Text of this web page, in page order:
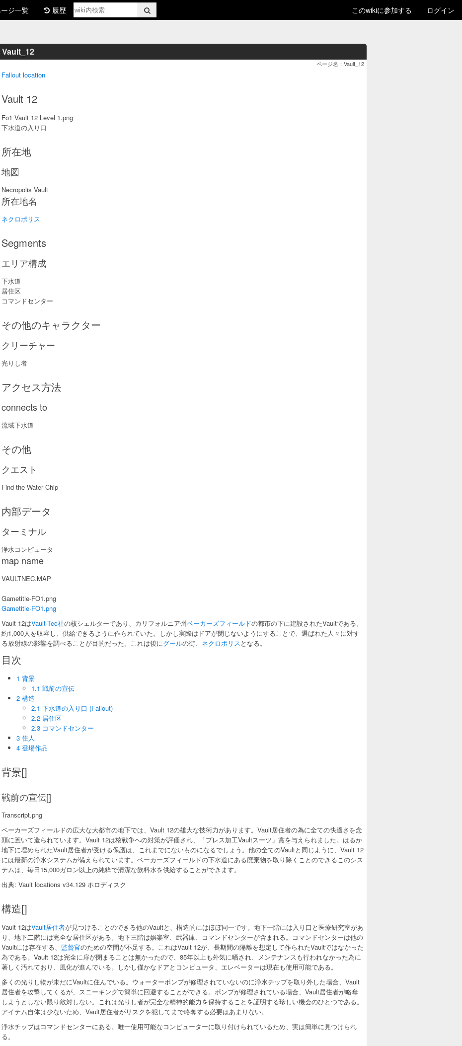
ジ一覧 履歴 このwikiに参加する ログイン
Vault_12
ページ名：Vault_12
Fallout location
Vault 12
Fo1 Vault 12 Level 1.png
下水道の入り口
所在地
地図
Necropolis Vault
所在地名
ネクロポリス
Segments
エリア構成
下水道
居住区
コマンドセンター
その他のキャラクター
クリーチャー
光りし者
アクセス方法
connects to
流域下水道
その他
クエスト
Find the Water Chip
内部データ
ターミナル
浄水コンピュータ
map name
VAULTNEC.MAP
Gametitle-FO1.png
Gametitle-FO1.png
Vault 12はVault-Tec社の核シェルターであり、カリフォルニア州ベーカーズフィールドの都市の下に建設されたVaultである。
約1,000人を収容し、供給できるように作られていた。しかし実際はドアが閉じないようにすることで、選ばれた人々に対す
る放射線の影響を調べることが目的だった。これは後にグールの街、 ネクロポリスとなる。
目次
1 背景
1.1 戦前の宣伝
2 構造
2.1 下水道の入り口 (Fallout)
2.2 居住区
2.3 コマンドセンター
3 住人
4 登場作品
背景[]
戦前の宣伝[]
Transcript.png
ベーカーズフィールドの広大な大都市の地下では、Vault 12の雄大な技術力があります。Vault居住者の為に全ての快適さを念
頭に置いて造られています。Vault 12は核戦争への対策が評価され、「プレス加工Vaultスーツ」賞を与えられました。はるか
地下に埋められたVault居住者が受ける保護は、これまでにないものになるでしょう。他の全てのVaultと同じように、Vault 12
には最新の浄水システムが備えられています。ベーカーズフィールドの下水道にある廃棄物を取り除くことのできるこのシス
テムは、毎日15,000ガロン以上の純粋で清潔な飲料水を供給することができます。
出典: Vault locations v34.129 ホロディスク
構造[]
Vault 12はVault居住者が見つけることのできる他のVaultと、構造的にはほぼ同一です。地下一階には入り口と医療研究室があ
り、地下二階には完全な居住区がある。地下三階は娯楽室、武器庫、コマンドセンターが含まれる。コマンドセンターは他の
Vaultには存在する、 監督官のための空間が不足する。これはVault 12が、長期間の隔離を想定して作られたVaultではなかった
為である。Vault 12は完全に扉が閉まることは無かったので、85年以上も外気に晒され、メンテナンスも行われなかった為に
著しく汚れており、風化が進んでいる。しかし僅かなドアとコンピュータ、エレベーターは現在も使用可能である。
多くの光りし物が未だにVaultに住んでいる。ウォーターポンプが修理されていないのに浄水チップを取り外した場合、Vault
居住者を攻撃してくるが、スニーキングで簡単に回避することができる。ポンプが修理されている場合、Vault居住者が略奪
しようとしない限り敵対しない。これは光りし者が完全な精神的能力を保持することを証明する珍しい機会のひとつである。
アイテム自体は少ないため、Vault居住者がリスクを犯してまで略奪する必要はあまりない。
浄水チップはコマンドセンターにある。唯一使用可能なコンピューターに取り付けられているため、実は簡単に見つけられ
る。